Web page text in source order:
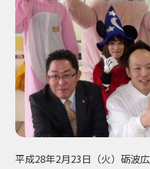
平成28年2月23日（火）砺波